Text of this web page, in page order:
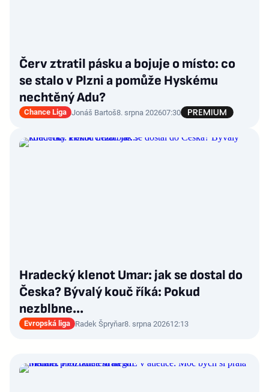
Červ ztratil pásku a bojuje o místo: co
se stalo v Plzni a pomůže Hyskému
nechtěný Adu?
Chance Liga Jonáš Bartoš8. srpna 202607:30
Hradecký klenot Umar: jak se dostal do
Česka? Bývalý kouč říká: Pokud
nezblbne...
Evropská liga Radek Špryňar8. srpna 202612:13